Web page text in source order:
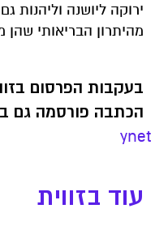
ירוקה ליושנה וליהנות
מהיתרון הבריאותי שהן
בעקבות הפרסום
הכתבה פורסמה גם ב
ynet
עוד בזווית